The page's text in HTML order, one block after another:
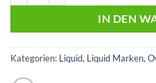
IN DEN
Kategorien: Liquid, Liquid Marken,